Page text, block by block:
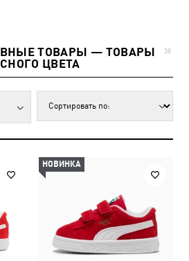
ТОВАРЫ — ТОВАРЫ
ЦВЕТА
38
НОВИНКА